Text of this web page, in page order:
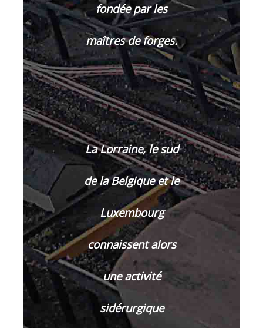
fondée par les
maîtres de forges.
La Lorraine, le sud
de la Belgique et le
Luxembourg
connaissent alors
une activité
sidérurgique